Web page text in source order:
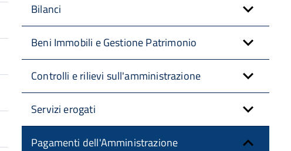
Bilanci
Beni Immobili e Gestione Patrimonio
Controlli e rilievi sull'amministrazione
Servizi erogati
Pagamenti dell'Amministrazione